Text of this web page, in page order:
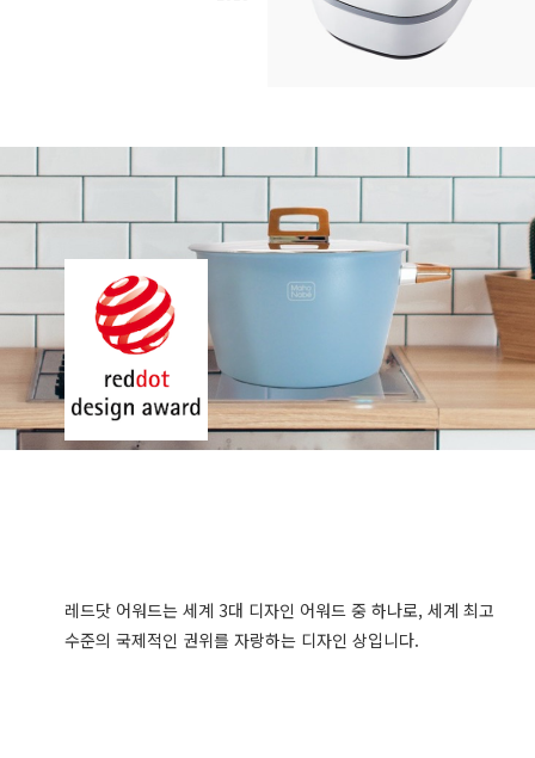
레드닷 어워드는 세계 3대 디자인 어워드 중 하나로, 세계 최고
수준의 국제적인 권위를 자랑하는 디자인 상입니다.